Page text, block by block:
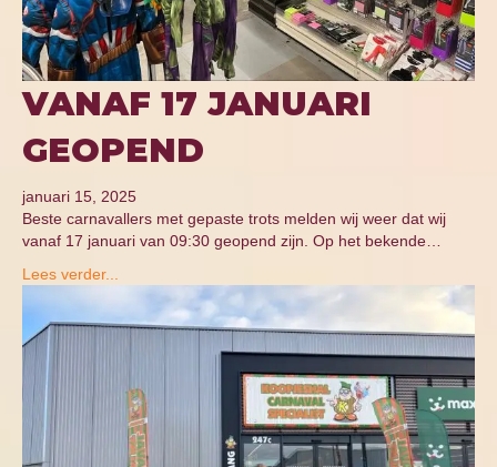
VANAF 17 JANUARI
GEOPEND
januari 15, 2025
Beste carnavallers met gepaste trots melden wij weer dat wij
vanaf 17 januari van 09:30 geopend zijn. Op het bekende…
Lees verder...